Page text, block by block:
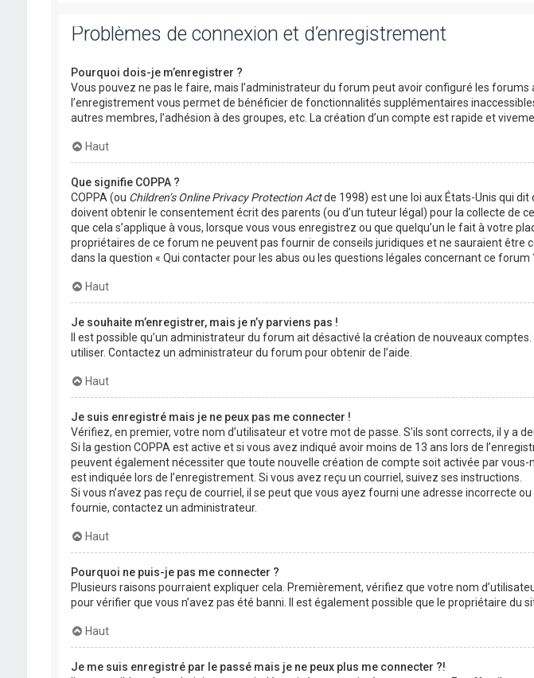
Problèmes de connexion et d’enregistrement
Pourquoi dois-je m’enregistrer ?
Vous pouvez ne pas le faire, mais l’administrateur du forum peut avoir configuré les
l’enregistrement vous permet de bénéficier de fonctionnalités supplémentaires
autres membres, l’adhésion à des groupes, etc. La création d’un compte est rapide et
Haut
Que signifie COPPA ?
COPPA (ou Children’s Online Privacy Protection Actde 1998) est une loi aux États-Unis qui
doivent obtenir le consentement écrit des parents (ou d’un tuteur légal) pour la collecte de
que cela s’applique à vous, lorsque vous vous enregistrez ou que quelqu’un le fait à votre
propriétaires de ce forum ne peuvent pas fournir de conseils juridiques et ne sauraient
dans la question « Qui contacter pour les abus ou les questions légales concernant ce forum
Haut
Je souhaite m’enregistrer, mais je n’y parviens pas !
Il est possible qu’un administrateur du forum ait désactivé la création de nouveaux
utiliser. Contactez un administrateur du forum pour obtenir de l’aide.
Haut
Je suis enregistré mais je ne peux pas me connecter !
Vérifiez, en premier, votre nom d’utilisateur et votre mot de passe. S’ils sont corrects, il y a
Si la gestion COPPA est active et si vous avez indiqué avoir moins de 13 ans lors de
peuvent également nécessiter que toute nouvelle création de compte soit activée par
est indiquée lors de l’enregistrement. Si vous avez reçu un courriel, suivez ses instructions.
Si vous n’avez pas reçu de courriel, il se peut que vous ayez fourni une adresse incorrecte
fournie, contactez un administrateur.
Haut
Pourquoi ne puis-je pas me connecter ?
Plusieurs raisons pourraient expliquer cela. Premièrement, vérifiez que votre nom
pour vérifier que vous n’avez pas été banni. Il est également possible que le propriétaire du
Haut
Je me suis enregistré par le passé mais je ne peux plus me connecter ?!